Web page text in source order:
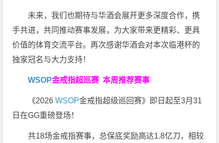
未来，我们也期待与华酒会展开更多深度合作，携
手共进，共同推动赛事发展，为大家带来更精彩、更具
价值的体育交流平台。再次感谢华酒会对本次临港杯的
独家冠名与大力支持！
WSOP金戒指超巡赛本周推荐赛事
《2026WSOP金戒指超级巡回赛》即日起至3月31
日在GG重磅登场！
共18场金戒指赛事，总保底奖励高达1.8亿刀，相较